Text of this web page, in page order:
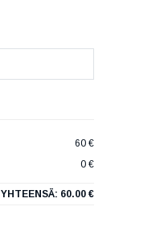
60 €
0 €
YHTEENSÄ: 60.00 €